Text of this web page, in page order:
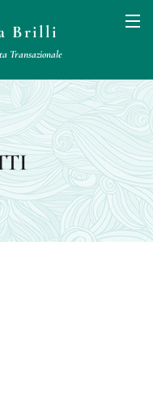
Brilli
Transazionale